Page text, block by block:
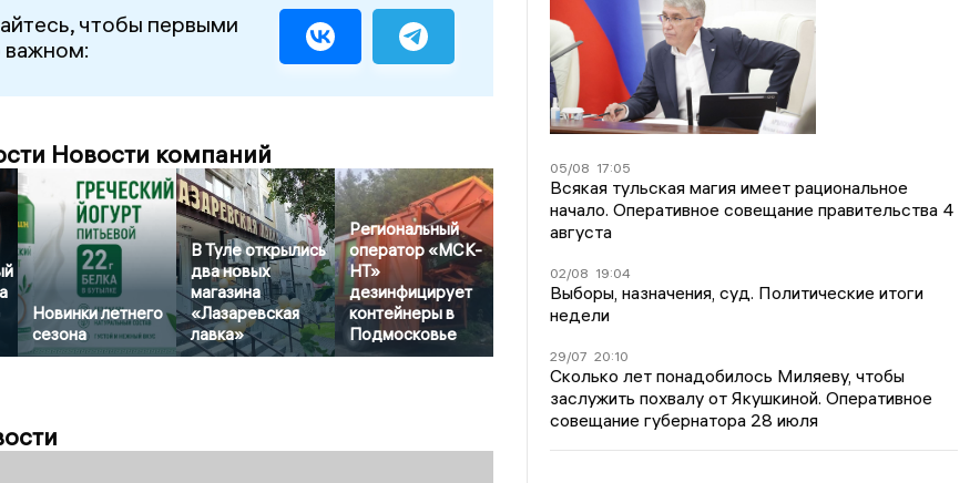
чтобы первыми
важном:
Новости компаний
Новинки летнего
сезона
В Туле открылись
два новых
магазина
«Лазаревская
лавка»
Региональный
оператор «МСК-
НТ»
дезинфицирует
контейнеры в
Подмосковье
05/08 17:05
Всякая тульская магия имеет рациональное
начало. Оперативное совещание правительства 4
августа
02/08 19:04
Выборы, назначения, суд. Политические итоги
недели
29/07 20:10
Сколько лет понадобилось Миляеву, чтобы
заслужить похвалу от Якушкиной. Оперативное
совещание губернатора 28 июля